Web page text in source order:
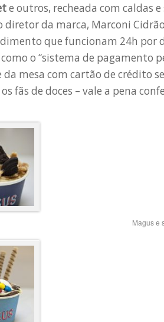
e outros, recheada com caldas
diretor da marca, Marconi
que funcionam 24h por
o “sistema de pagamento
mesa com cartão de crédito
fãs de doces – vale a pena
Magus e